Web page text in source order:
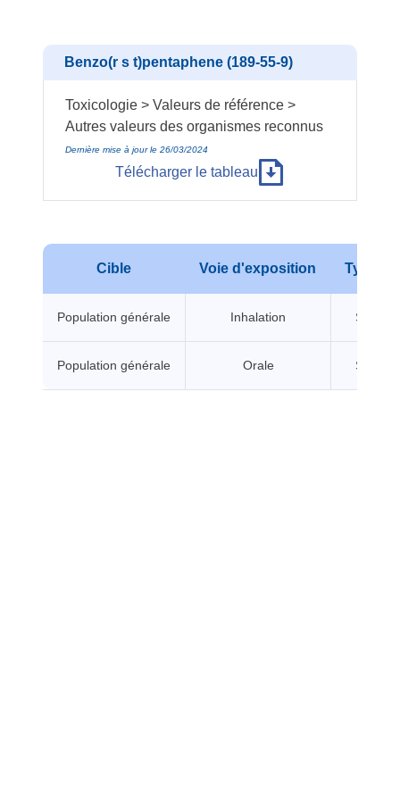
Benzo(r s t)pentaphene (189-55-9)
Toxicologie > Valeurs de référence >
Autres valeurs des organismes reconnus
Dernière mise à jour le 26/03/2024
Télécharger le tableau
Cible Voie d'exposition Type
Population générale Inhalation Sans
Population générale Orale Sans